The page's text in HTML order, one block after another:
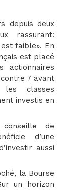
depuis deux
rassurant:
faible». En
est placé
actionnaires
7 avant
classes
investis en
de
d’une
aussi
la Bourse
un horizon